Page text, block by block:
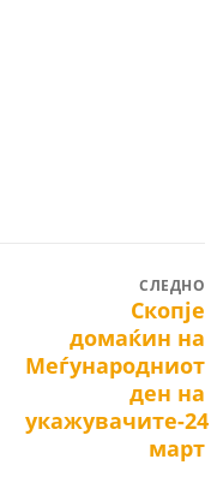
СЛЕДНО
Скопје
домаќин на
Меѓународниот
ден на
укажувачите-24
март